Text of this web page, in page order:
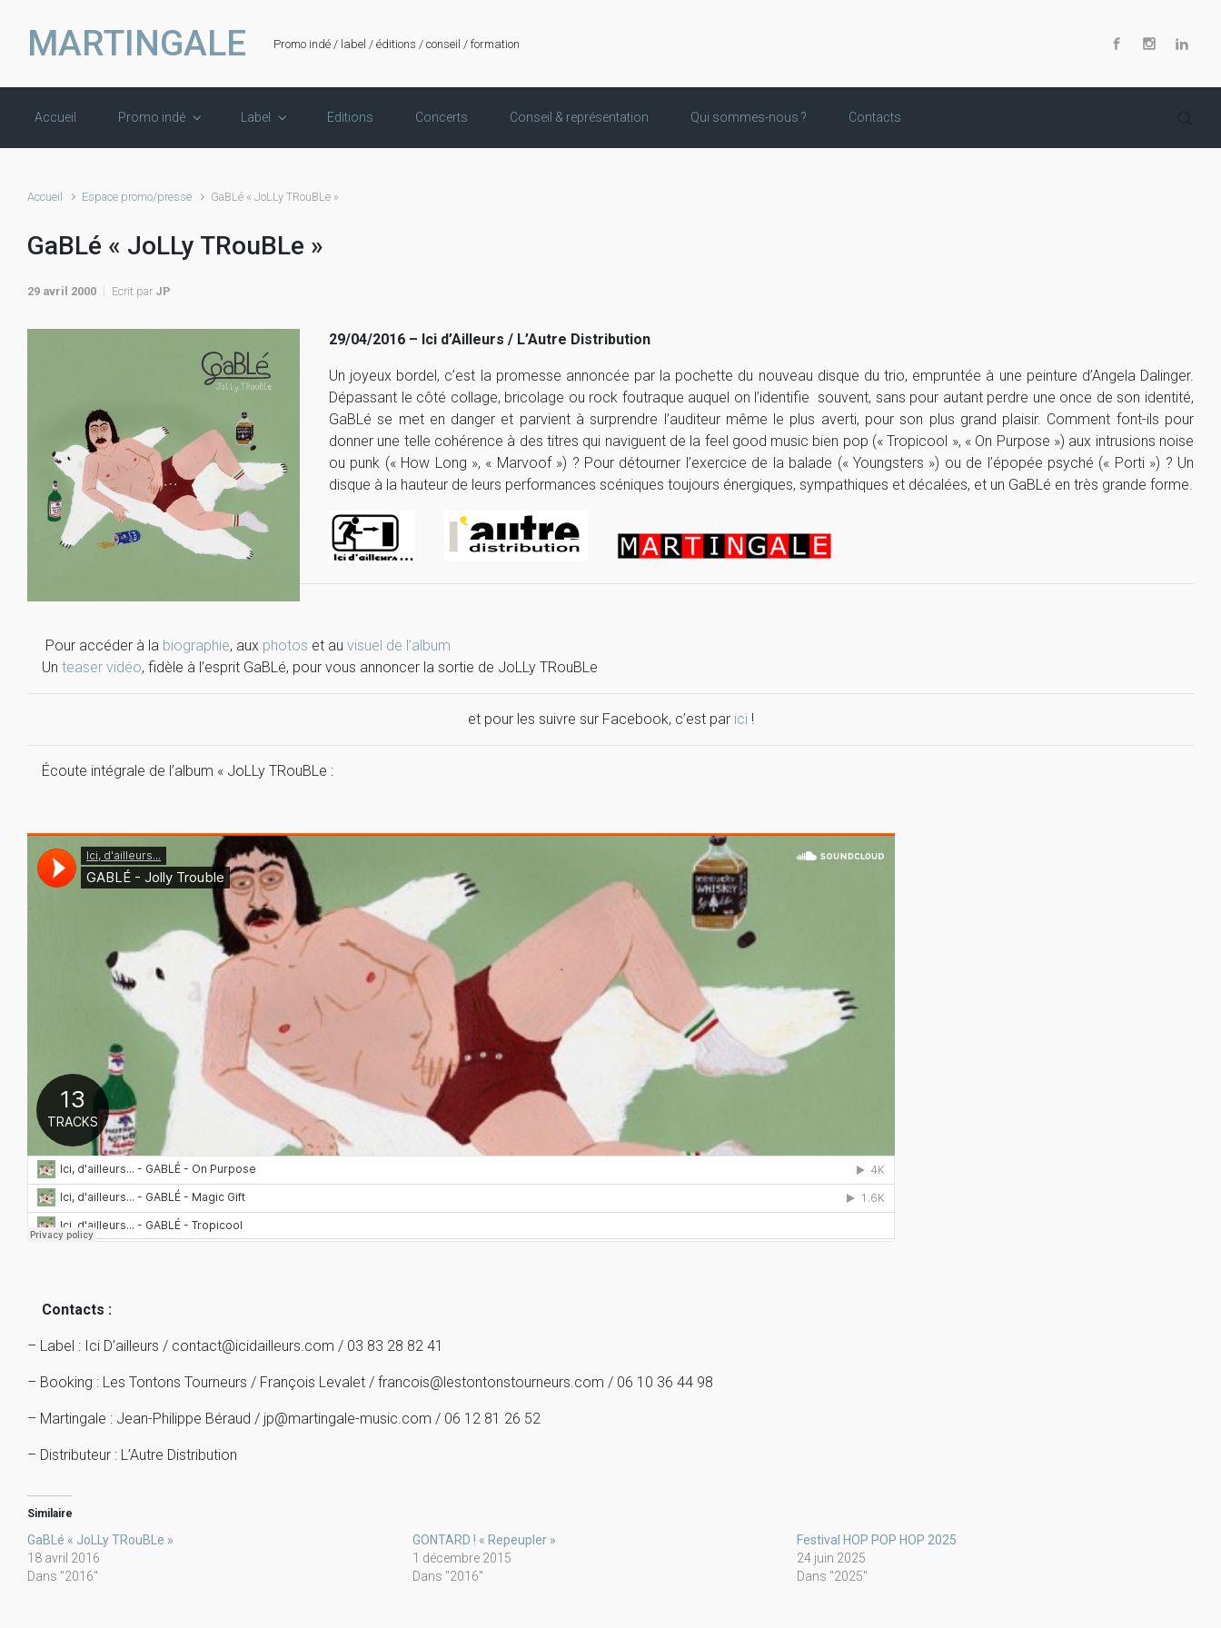
MARTINGALE Promo indé / label / éditions / conseil / formation
Accueil Promo indé Label Editions Concerts Conseil & représentation Qui sommes-nous ? Contacts
Accueil Espace promo/presse GaBLé « JoLLy TRouBLe »
GaBLé « JoLLy TRouBLe »
29 avril 2000 Ecrit par JP
29/04/2016 – Ici d’Ailleurs / L’Autre Distribution
Un joyeux bordel, c’est la promesse annoncée par la pochette du nouveau disque du trio, empruntée à une peinture d’Angela Dalinger.
Dépassant le côté collage, bricolage ou rock foutraque auquel on l’identifie souvent, sans pour autant perdre une once de son identité,
GaBLé se met en danger et parvient à surprendre l’auditeur même le plus averti, pour son plus grand plaisir. Comment font-ils pour
donner une telle cohérence à des titres qui naviguent de la feel good music bien pop (« Tropicool », « On Purpose ») aux intrusions noise
ou punk (« How Long », « Marvoof ») ? Pour détourner l’exercice de la balade (« Youngsters ») ou de l’épopée psyché (« Porti ») ? Un
disque à la hauteur de leurs performances scéniques toujours énergiques, sympathiques et décalées, et un GaBLé en très grande forme.
Pour accéder à la biographie, aux photos et au visuel de l’album
Un teaser vidéo, fidèle à l’esprit GaBLé, pour vous annoncer la sortie de JoLLy TRouBLe
et pour les suivre sur Facebook, c’est par ici!
Écoute intégrale de l’album « JoLLy TRouBLe :
Contacts :
– Label : Ici D’ailleurs / contact@icidailleurs.com / 03 83 28 82 41
– Booking : Les Tontons Tourneurs / François Levalet / francois@lestontonstourneurs.com / 06 10 36 44 98
– Martingale : Jean-Philippe Béraud / jp@martingale-music.com / 06 12 81 26 52
– Distributeur : L’Autre Distribution
Similaire
GaBLé « JoLLy TRouBLe »
18 avril 2016
Dans "2016"
GONTARD ! « Repeupler »
1 décembre 2015
Dans "2016"
Festival HOP POP HOP 2025
24 juin 2025
Dans "2025"